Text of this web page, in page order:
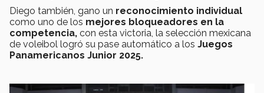
Diego también, gano un reconocimiento individual
como uno de los mejores bloqueadores en la
competencia, con esta victoria, la selección mexicana
de voleibol logró su pase automático a los Juegos
Panamericanos Junior 2025.